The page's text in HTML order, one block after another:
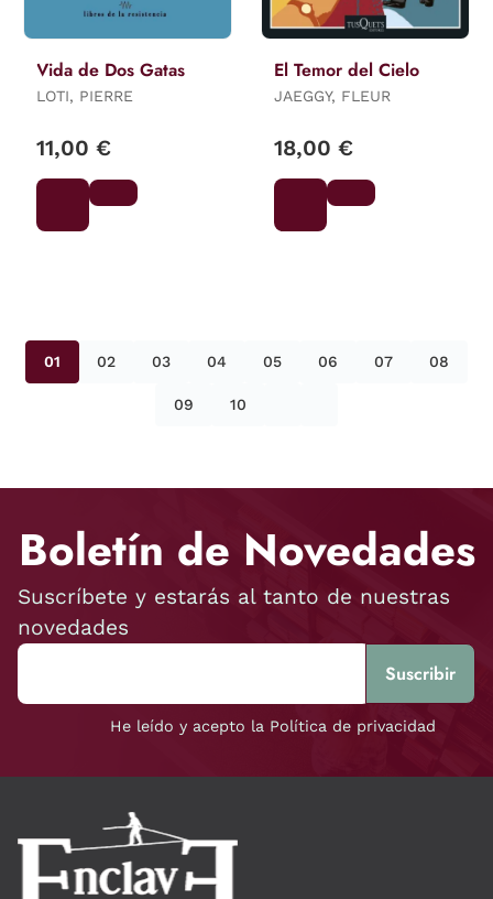
Vida de Dos Gatas
LOTI, PIERRE
11,00 €
El Temor del Cielo
JAEGGY, FLEUR
18,00 €
01 02 03 04 05 06 07 08
09 10
Boletín de Novedades
Suscríbete y estarás al tanto de nuestras
novedades
He leído y acepto la Política de privacidad